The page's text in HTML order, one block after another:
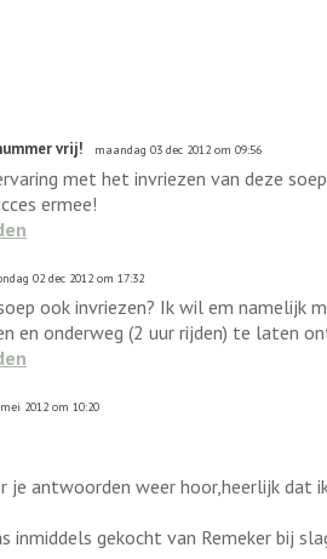
vrij! maandag 03 dec 2012 om 09:56
met het invriezen van deze
ermee!
02 dec 2012 om 17:32
ook invriezen? Ik wil em namelijk
en onderweg (2 uur rijden) te laten
2012 om 10:20
je antwoorden weer hoor,heerlijk dat
inmiddels gekocht van Remeker bij